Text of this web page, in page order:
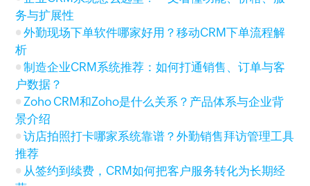
务与扩展性
外勤现场下单软件哪家好用？移动CRM下单流程解
析
制造企业CRM系统推荐：如何打通销售、订单与客
户数据？
Zoho CRM和Zoho是什么关系？产品体系与企业背
景介绍
访店拍照打卡哪家系统靠谱？外勤销售拜访管理工具
推荐
从签约到续费，CRM如何把客户服务转化为长期经